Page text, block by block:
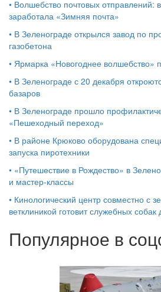
• Волшебство почтовых отправлений:
заработала «Зимняя почта»
• В Зеленограде открылся завод по
газобетона
• Ярмарка «Новогоднее волшебство»
• В Зеленограде с 20 декабря
базаров
• В Зеленограде прошло
«Пешеходный переход»
• В районе Крюково оборудована
запуска пиротехники
• «Путешествие в Рождество» в
и мастер‑классы
• Кинологический центр совместно с
ветклиникой готовит служебных
Популярное в